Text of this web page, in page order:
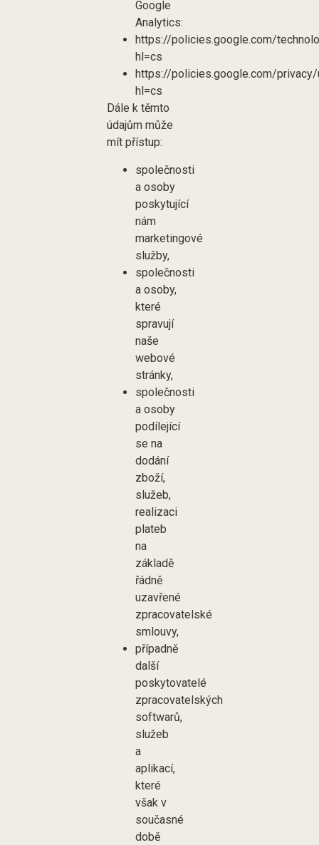
Google
Analytics:
https://policies.google.com/
hl=cs
https://policies.google.com/privacy/
hl=cs
Dále k těmto
údajům může
mít přístup:
společnosti
a osoby
poskytující
nám
marketingové
služby,
společnosti
a osoby,
které
spravují
naše
webové
stránky,
společnosti
a osoby
podílející
se na
dodání
zboží,
služeb,
realizaci
plateb
na
základě
řádně
uzavřené
zpracovatelské
smlouvy,
případně
další
poskytovatelé
zpracovatelských
softwarů,
služeb
a
aplikací,
které
však v
současné
době